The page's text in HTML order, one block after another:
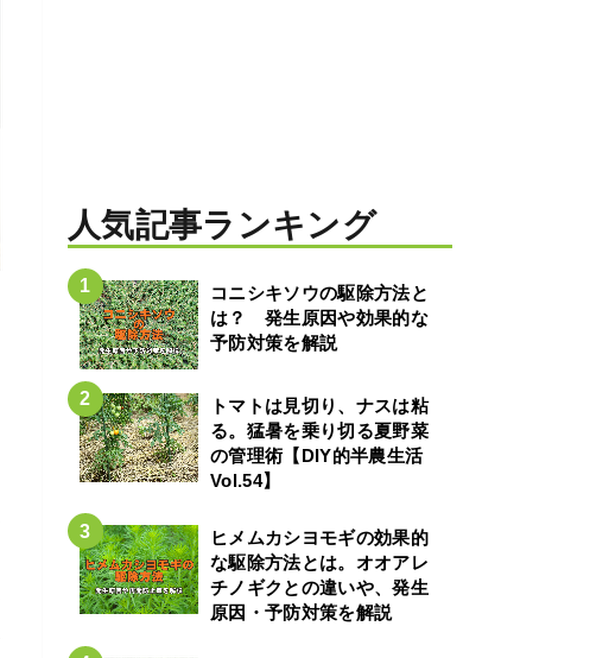
人気記事ランキング
コニシキソウの駆除方法と
は？ 発生原因や効果的な
予防対策を解説
トマトは見切り、ナスは粘
る。猛暑を乗り切る夏野菜
の管理術【DIY的半農生活
Vol.54】
ヒメムカシヨモギの効果的
な駆除方法とは。オオアレ
チノギクとの違いや、発生
原因・予防対策を解説